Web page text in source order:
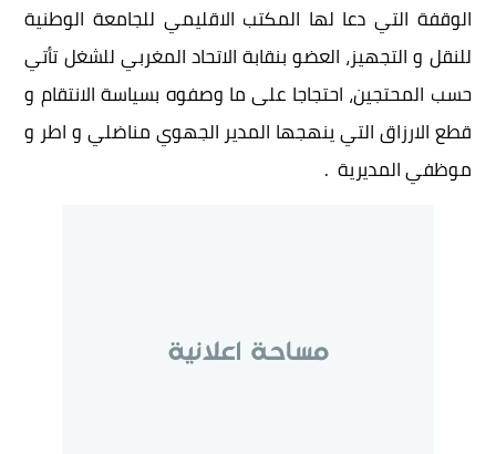
الوقفة التي دعا لها المكتب الاقليمي للجامعة الوطنية
للنقل و التجهيز، العضو بنقابة الاتحاد المغربي للشغل تأتي
حسب المحتجين، احتجاجا على ما وصفوه بسياسة الانتقام و
قطع الارزاق التي ينهجها المدير الجهوي مناضلي و اطر و
موظفي المديرية .